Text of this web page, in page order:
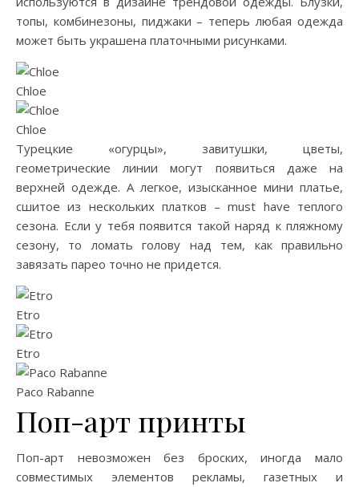
топы, комбинезоны, пиджаки – теперь любая одежда
может быть украшена платочными рисунками.
Chloe
Chloe
Турецкие «огурцы», завитушки, цветы,
геометрические линии могут появиться даже на
верхней одежде. А легкое, изысканное мини платье,
сшитое из нескольких платков – must have теплого
сезона. Если у тебя появится такой наряд к пляжному
сезону, то ломать голову над тем, как правильно
завязать парео точно не придется.
Etro
Etro
Paco Rabanne
Поп-арт принты
Поп-арт невозможен без броских, иногда мало
совместимых элементов рекламы, газетных и